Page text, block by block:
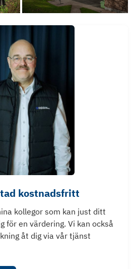
kostnadsfritt
kollegor som kan just ditt
för en värdering. Vi kan också
åt dig via vår tjänst